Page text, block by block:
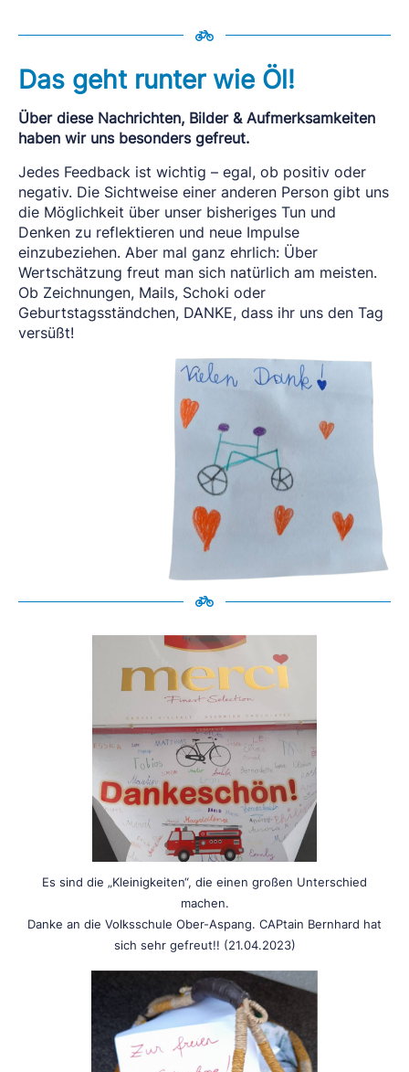
Das geht runter wie Öl!
Über diese Nachrichten, Bilder & Aufmerksamkeiten
haben wir uns besonders gefreut.
Jedes Feedback ist wichtig – egal, ob positiv oder
negativ. Die Sichtweise einer anderen Person gibt uns
die Möglichkeit über unser bisheriges Tun und
Denken zu reflektieren und neue Impulse
einzubeziehen. Aber mal ganz ehrlich: Über
Wertschätzung freut man sich natürlich am meisten.
Ob Zeichnungen, Mails, Schoki oder
Geburtstagsständchen, DANKE, dass ihr uns den Tag
versüßt!
Es sind die „Kleinigkeiten“, die einen großen Unterschied
machen.
Danke an die Volksschule Ober-Aspang. CAPtain Bernhard hat
sich sehr gefreut!! (21.04.2023)